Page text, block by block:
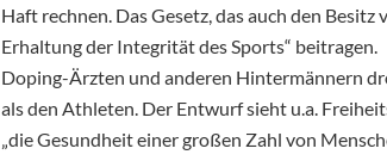
Haft rechnen. Das Gesetz, das auch den
Erhaltung der Integrität des Sports“ beitragen.
Doping-Ärzten und anderen Hintermännern
als den Athleten. Der Entwurf sieht u.a.
„die Gesundheit einer großen Zahl von